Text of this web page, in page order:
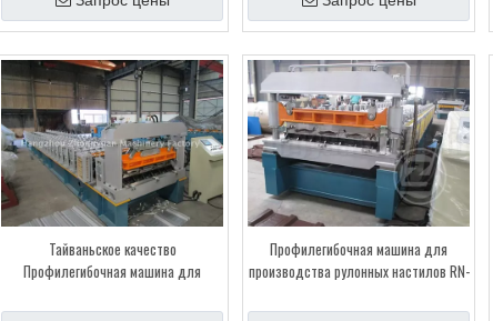
Тайваньское качество
Профилегибочная машина для
сертификатом CE Система качества
Профилегибочная машина для
производства рулонных настилов RN-
индивидуальному заказу, с